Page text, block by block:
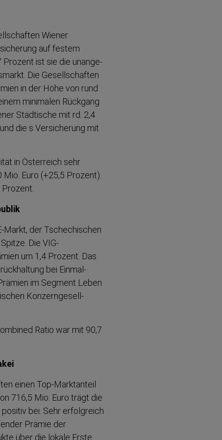
Wiener
auf festem
Prozent ist sie die unange­
Die Gesell­schaften
in der Höhe von rund
minimalen Rückgang
Städtische mit rd. 2,4
die s Versicherung mit
in Österreich sehr
Euro (+25,5 Prozent).
Markt, der Tschechischen
Die VIG-​
um 1,4 Prozent. Das
bei Einmal­
im Segment Leben
Konzern­ge­sell­
Ratio war mit 90,7
einen Top-​Marktanteil
716,5 Mio. Euro trägt die
bei. Sehr erfolgreich
Prämie der
über die lokale Erste